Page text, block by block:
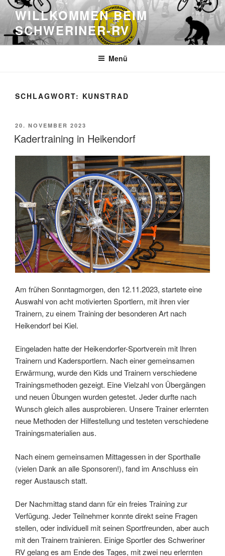
Zum
Inhalt
springen
WILLKOMMEN BEIM
SCHWERINER-RV
Menü
SCHLAGWORT: KUNSTRAD
VERÖFFENTLICHT
AM
20. NOVEMBER 2023
Kadertraining in Heikendorf
Am frühen Sonntagmorgen, den 12.11.2023, startete eine
Auswahl von acht motivierten Sportlern, mit ihren vier
Trainern, zu einem Training der besonderen Art nach
Heikendorf bei Kiel.
Eingeladen hatte der Heikendorfer-Sportverein mit Ihren
Trainern und Kadersportlern. Nach einer gemeinsamen
Erwärmung, wurde den Kids und Trainern verschiedene
Trainingsmethoden gezeigt. Eine Vielzahl von Übergängen
und neuen Übungen wurden getestet. Jeder durfte nach
Wunsch gleich alles ausprobieren. Unsere Trainer erlernten
neue Methoden der Hilfestellung und testeten verschiedene
Trainingsmaterialien aus.
Nach einem gemeinsamen Mittagessen in der Sporthalle
(vielen Dank an alle Sponsoren!), fand im Anschluss ein
reger Austausch statt.
Der Nachmittag stand dann für ein freies Training zur
Verfügung. Jeder Teilnehmer konnte direkt seine Fragen
stellen, oder individuell mit seinen Sportfreunden, aber auch
mit den Trainern trainieren. Einige Sportler des Schweriner
RV gelang es am Ende des Tages, mit zwei neu erlernten